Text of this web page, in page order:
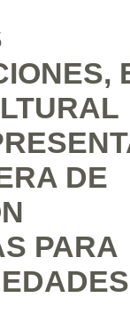
DE
PARA